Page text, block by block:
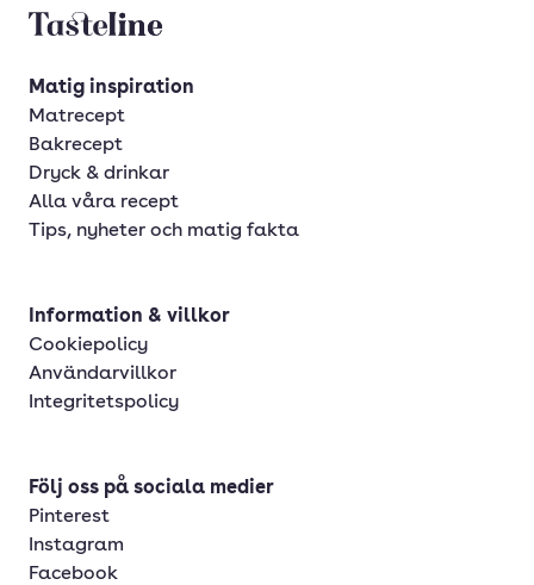
Tasteline startsida
Matig inspiration
Matrecept
Bakrecept
Dryck & drinkar
Alla våra recept
Tips, nyheter och matig fakta
Information & villkor
Cookiepolicy
Användarvillkor
Integritetspolicy
Följ oss på sociala medier
Pinterest
Instagram
Facebook